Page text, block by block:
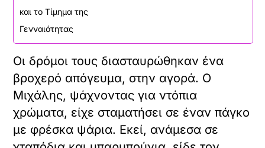
και το Τίμημα της
Γενναιότητας
Οι δρόμοι τους διασταυρώθηκαν ένα
βροχερό απόγευμα, στην αγορά. Ο
Μιχάλης, ψάχνοντας για ντόπια
χρώματα, είχε σταματήσει σε έναν πάγκο
με φρέσκα ψάρια. Εκεί, ανάμεσα σε